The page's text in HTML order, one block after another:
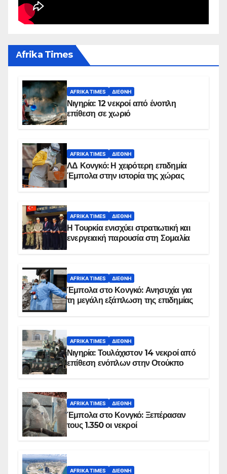
Αfrika Times
AFRIKA TIMES ΔΙΕΘΝΉ
Νιγηρία: 12 νεκροί από ένοπλη
επίθεση σε χωριό
AFRIKA TIMES ΔΙΕΘΝΉ
ΛΔ Κονγκό: Η χειρότερη επιδημία
Έμπολα στην ιστορία της χώρας
AFRIKA TIMES ΔΙΕΘΝΉ
Η Τουρκία ενισχύει στρατιωτική και
ενεργειακή παρουσία στη Σομαλία
AFRIKA TIMES ΔΙΕΘΝΉ
Έμπολα στο Κονγκό: Ανησυχία για
τη μεγάλη εξάπλωση της επιδημίας
AFRIKA TIMES ΔΙΕΘΝΉ
Νιγηρία: Τουλάχιστον 14 νεκροί από
επίθεση ενόπλων στην Οτούκπο
AFRIKA TIMES ΔΙΕΘΝΉ
Έμπολα στο Κονγκό: Ξεπέρασαν
τους 1.350 οι νεκροί
AFRIKA TIMES ΔΙΕΘΝΉ